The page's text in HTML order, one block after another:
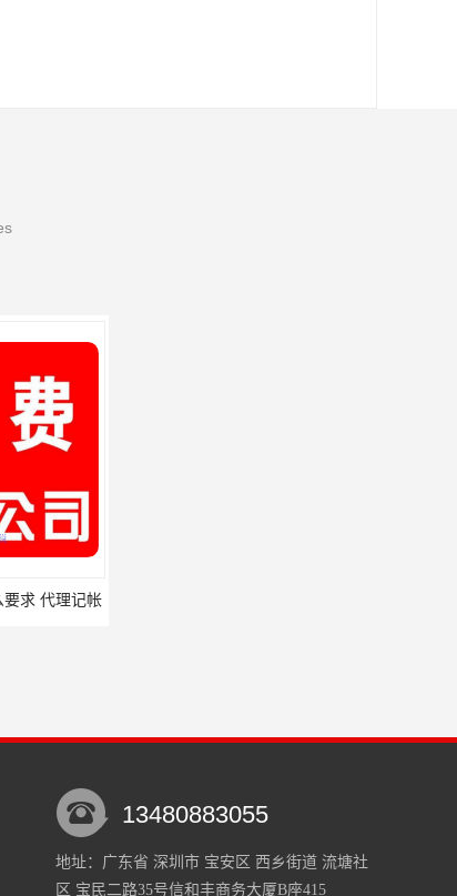
求 代理记帐
13480883055
地址：广东省 深圳市 宝安区 西乡街道 流塘社
区 宝民二路35号信和丰商务大厦B座415